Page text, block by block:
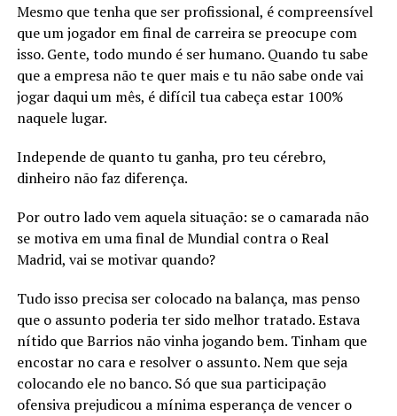
Mesmo que tenha que ser profissional, é compreensível
que um jogador em final de carreira se preocupe com
isso. Gente, todo mundo é ser humano. Quando tu sabe
que a empresa não te quer mais e tu não sabe onde vai
jogar daqui um mês, é difícil tua cabeça estar 100%
naquele lugar.
Independe de quanto tu ganha, pro teu cérebro,
dinheiro não faz diferença.
Por outro lado vem aquela situação: se o camarada não
se motiva em uma final de Mundial contra o Real
Madrid, vai se motivar quando?
Tudo isso precisa ser colocado na balança, mas penso
que o assunto poderia ter sido melhor tratado. Estava
nítido que Barrios não vinha jogando bem. Tinham que
encostar no cara e resolver o assunto. Nem que seja
colocando ele no banco. Só que sua participação
ofensiva prejudicou a mínima esperança de vencer o